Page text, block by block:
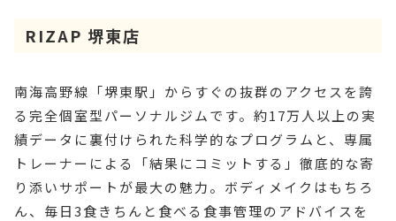
RIZAP 堺東店
南海高野線「堺東駅」からすぐの抜群のアクセスを誇
る完全個室型パーソナルジムです。約17万人以上の実
績データに裏付けられた科学的なプログラムと、専属
トレーナーによる「結果にコミットする」徹底的な寄
り添いサポートが最大の魅力。ボディメイクはもちろ
ん、毎日3食きちんと食べる食事管理のアドバイスを